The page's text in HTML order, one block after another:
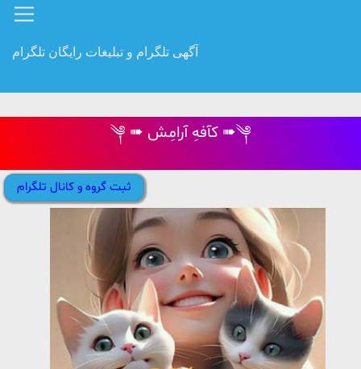
آگهی تلگرام و تبلیغات رایگان تلگرام
༆ ➠ کآفهِ آرامِش ➠༆
ثبت گروه و کانال تلگرام